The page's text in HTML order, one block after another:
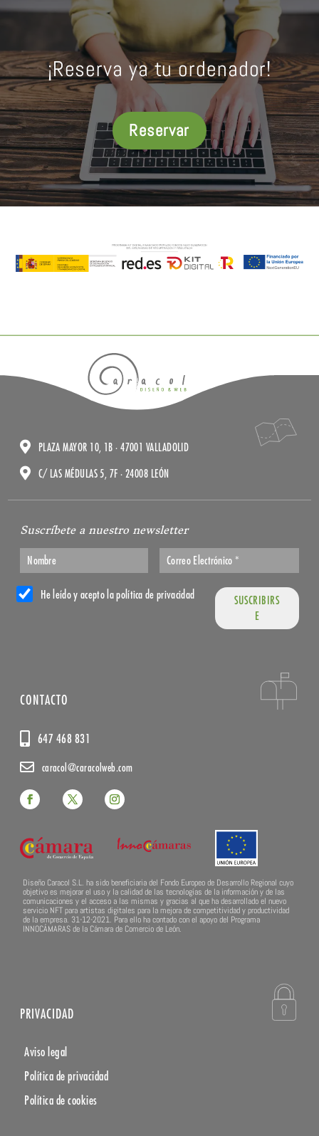
¡Reserva ya tu ordenador!
Reservar
PLAZA MAYOR 10, 1B · 47001 VALLADOLID
C/ LAS MÉDULAS 5, 7F · 24008 LEÓN
Suscríbete a nuestro newsletter
He leído y acepto la política de privacidad
CONTACTO
647 468 831
caracol@caracolweb.com
Diseño Caracol S.L. ha sido beneficiaria del Fondo Europeo de Desarrollo Regional cuyo
objetivo es mejorar el uso y la calidad de las tecnologías de la información y de las
comunicaciones y el acceso a las mismas y gracias al que ha desarrollado el nuevo
servicio NFT para artistas digitales para la mejora de competitividad y productividad
de la empresa. 31-12-2021. Para ello ha contado con el apoyo del Programa
INNOCÁMARAS de la Cámara de Comercio de León.
PRIVACIDAD
Aviso legal
Política de privacidad
Política de cookies